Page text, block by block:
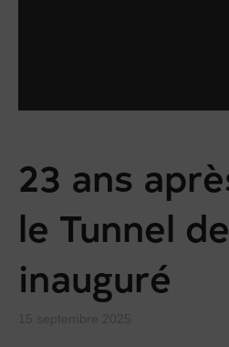
23 ans
le Tunnel
inauguré